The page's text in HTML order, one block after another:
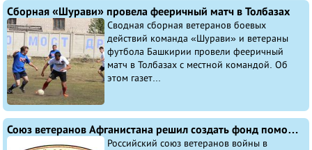
Сборная «Шурави» провела фееричный матч в Толбазах
Сводная сборная ветеранов боевых
действий команда «Шурави» и ветераны
футбола Башкирии провели фееричный
матч в Толбазах с местной командой. Об
этом газет...
Союз ветеранов Афганистана решил создать фонд помощи воевавшим на Украине добровольцам
Российский союз ветеранов войны в